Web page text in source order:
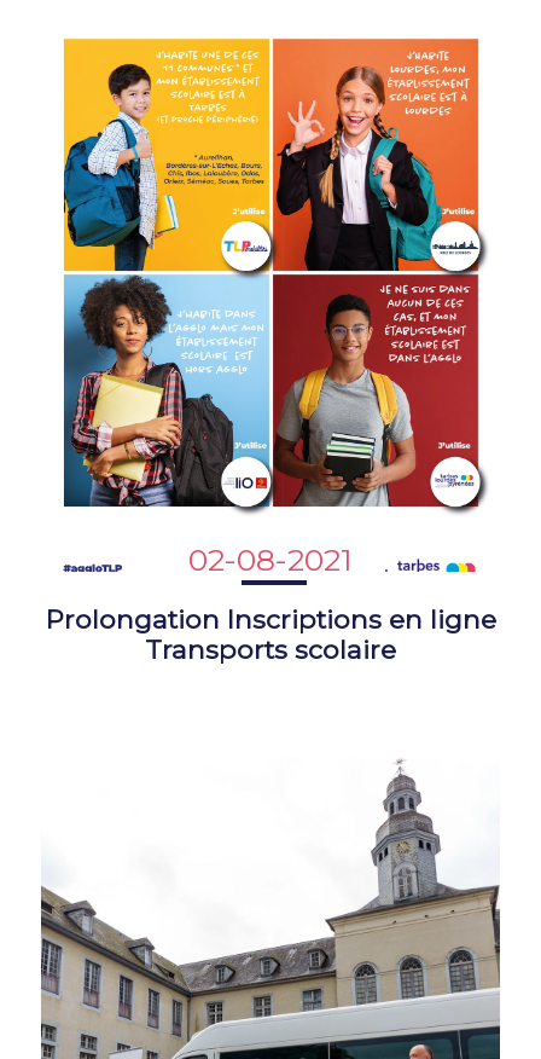
02-08-2021
Prolongation Inscriptions en ligne
Transports scolaire